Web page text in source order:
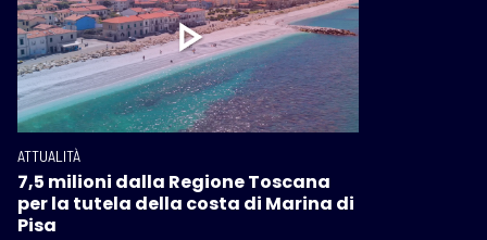
ATTUALITÀ
7,5 milioni dalla Regione Toscana
per la tutela della costa di Marina di
Pisa